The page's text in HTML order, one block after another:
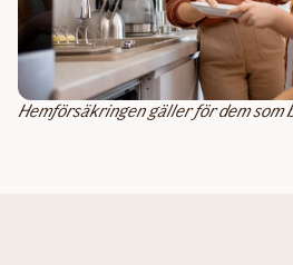
Hemförsäkringen gäller för dem som